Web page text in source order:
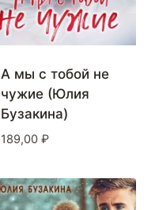
А мы с тобой не
чужие (Юлия
Бузакина)
189,00 ₽